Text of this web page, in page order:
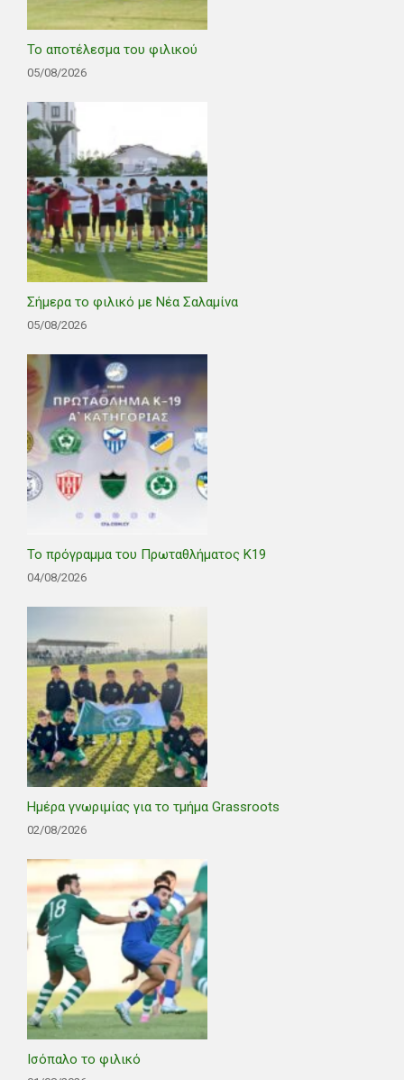
Το αποτέλεσμα του φιλικού
05/08/2026
Σήμερα το φιλικό με Νέα Σαλαμίνα
05/08/2026
Το πρόγραμμα του Πρωταθλήματος Κ19
04/08/2026
Ημέρα γνωριμίας για το τμήμα Grassroots
02/08/2026
Ισόπαλο το φιλικό